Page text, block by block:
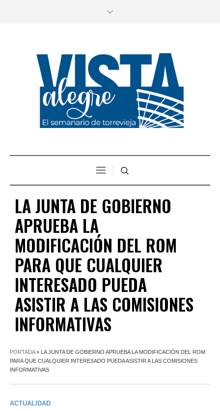
LA JUNTA DE GOBIERNO
APRUEBA LA
MODIFICACIÓN DEL ROM
PARA QUE CUALQUIER
INTERESADO PUEDA
ASISTIR A LAS COMISIONES
INFORMATIVAS
PORTADA» LA JUNTA DE GOBIERNO APRUEBA LA MODIFICACIÓN DEL ROM
PARA QUE CUALQUIER INTERESADO PUEDA ASISTIR A LAS COMISIONES
INFORMATIVAS
ACTUALIDAD